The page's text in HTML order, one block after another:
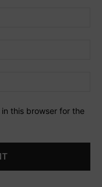
this browser for the